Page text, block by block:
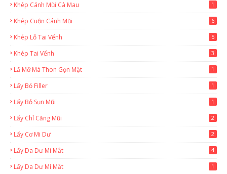
Khép Cánh Mũi Cà Mau 1
Khép Cuộn Cánh Mũi 6
Khép Lỗ Tai Vểnh 5
Khép Tai Vểnh 3
Lấ Mỡ Má Thon Gọn Mặt 1
Lấy Bỏ Filler 1
Lấy Bỏ Sụn Mũi 1
Lấy Chỉ Căng Mũi 2
Lấy Cơ Mi Dư 2
Lấy Da Dư Mi Mắt 4
Lấy Da Dư Mí Mắt 1